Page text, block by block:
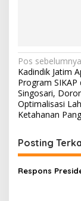
N
a
v
i
a
s
i
Pos sebelumnya
Kadindik Jatim
Program SIKAP
Singosari,
Optimalisasi
Ketahanan
Posting
Respons